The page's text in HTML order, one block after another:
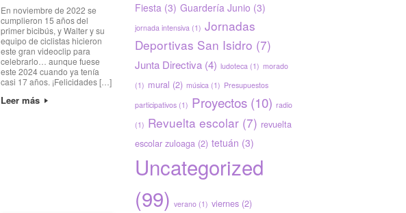
En noviembre de 2022 se
cumplieron 15 años del
primer bicibús, y Walter y su
equipo de ciclistas hicieron
este gran videoclip para
celebrarlo… aunque fuese
este 2024 cuando ya tenía
casi 17 años. ¡Felicidades […]
Leer más
Fiesta(3) Guardería Junio (3)
jornada intensiva(1) Jornadas
Deportivas San Isidro (7)
Junta Directiva(4) ludoteca(1) morado
(1) mural (2) música(1) Presupuestos
participativos(1) Proyectos(10) radio
(1) Revuelta escolar(7) revuelta
escolar zuloaga(2) tetuán (3)
Uncategorized
(99) verano(1) viernes(2)